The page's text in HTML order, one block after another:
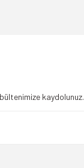
kaydolunuz.